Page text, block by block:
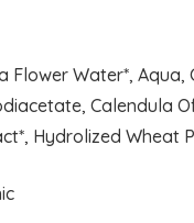
Flower Water*,
Calendula
Hydrolized Wheat